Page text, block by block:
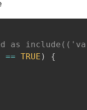
as
== TRUE )
{